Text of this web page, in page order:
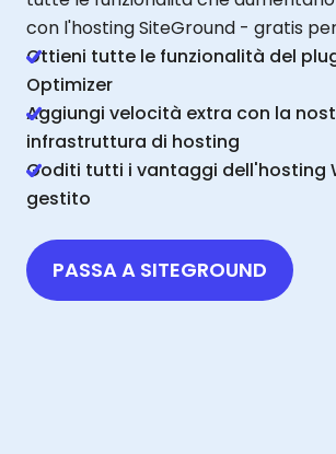
con l'hosting SiteGround - gratis
Ottieni tutte le funzionalità del
Optimizer
Aggiungi velocità extra con la
infrastruttura di hosting
Goditi tutti i vantaggi dell'hosting
gestito
PASSA A SITEGROUND